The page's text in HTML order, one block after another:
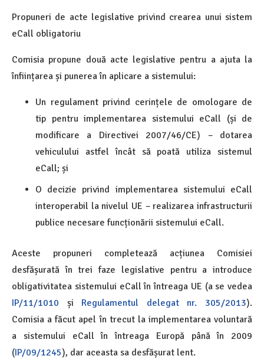
Propuneri de acte legislative privind crearea unui sistem
eCall obligatoriu
Comisia propune două acte legislative pentru a ajuta la
înființarea și punerea în aplicare a sistemului:
Un regulament privind cerințele de omologare de
tip pentru implementarea sistemului eCall (și de
modificare a Directivei 2007/46/CE) – dotarea
vehiculului astfel încât să poată utiliza sistemul
eCall; și
O decizie privind implementarea sistemului eCall
interoperabil la nivelul UE – realizarea infrastructurii
publice necesare funcționării sistemului eCall.
Aceste propuneri completează acțiunea Comisiei
desfășurată în trei faze legislative pentru a introduce
obligativitatea sistemului eCall în întreaga UE (a se vedea
IP/11/1010 și Regulamentul delegat nr. 305/2013).
Comisia a făcut apel în trecut la implementarea voluntară
a sistemului eCall în întreaga Europă până în 2009
(IP/09/1245), dar aceasta s­a desfășurat lent.